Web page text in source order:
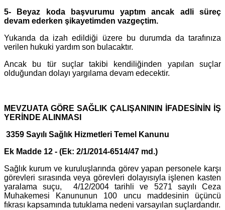
5- Beyaz koda başvurumu yaptım ancak adli süreç
devam ederken şikayetimden vazgeçtim.
Yukarıda da izah edildiği üzere bu durumda da tarafınıza
verilen hukuki yardım son bulacaktır.
Ancak bu tür suçlar takibi kendiliğinden yapılan suçlar
olduğundan dolayı yargılama devam edecektir.
MEVZUATA GÖRE SAĞLIK ÇALIŞANININ İFADESİNİN İŞ
YERİNDE ALINMASI
3359 Sayılı Sağlık Hizmetleri Temel Kanunu
Ek Madde 12 - (Ek: 2/1/2014-6514/47 md.)
Sağlık kurum ve kuruluşlarında görev yapan personele karşı
görevleri sırasında veya görevleri dolayısıyla işlenen kasten
yaralama suçu, 4/12/2004 tarihli ve 5271 sayılı Ceza
Muhakemesi Kanununun 100 uncu maddesinin üçüncü
fıkrası kapsamında tutuklama nedeni varsayılan suçlardandır.